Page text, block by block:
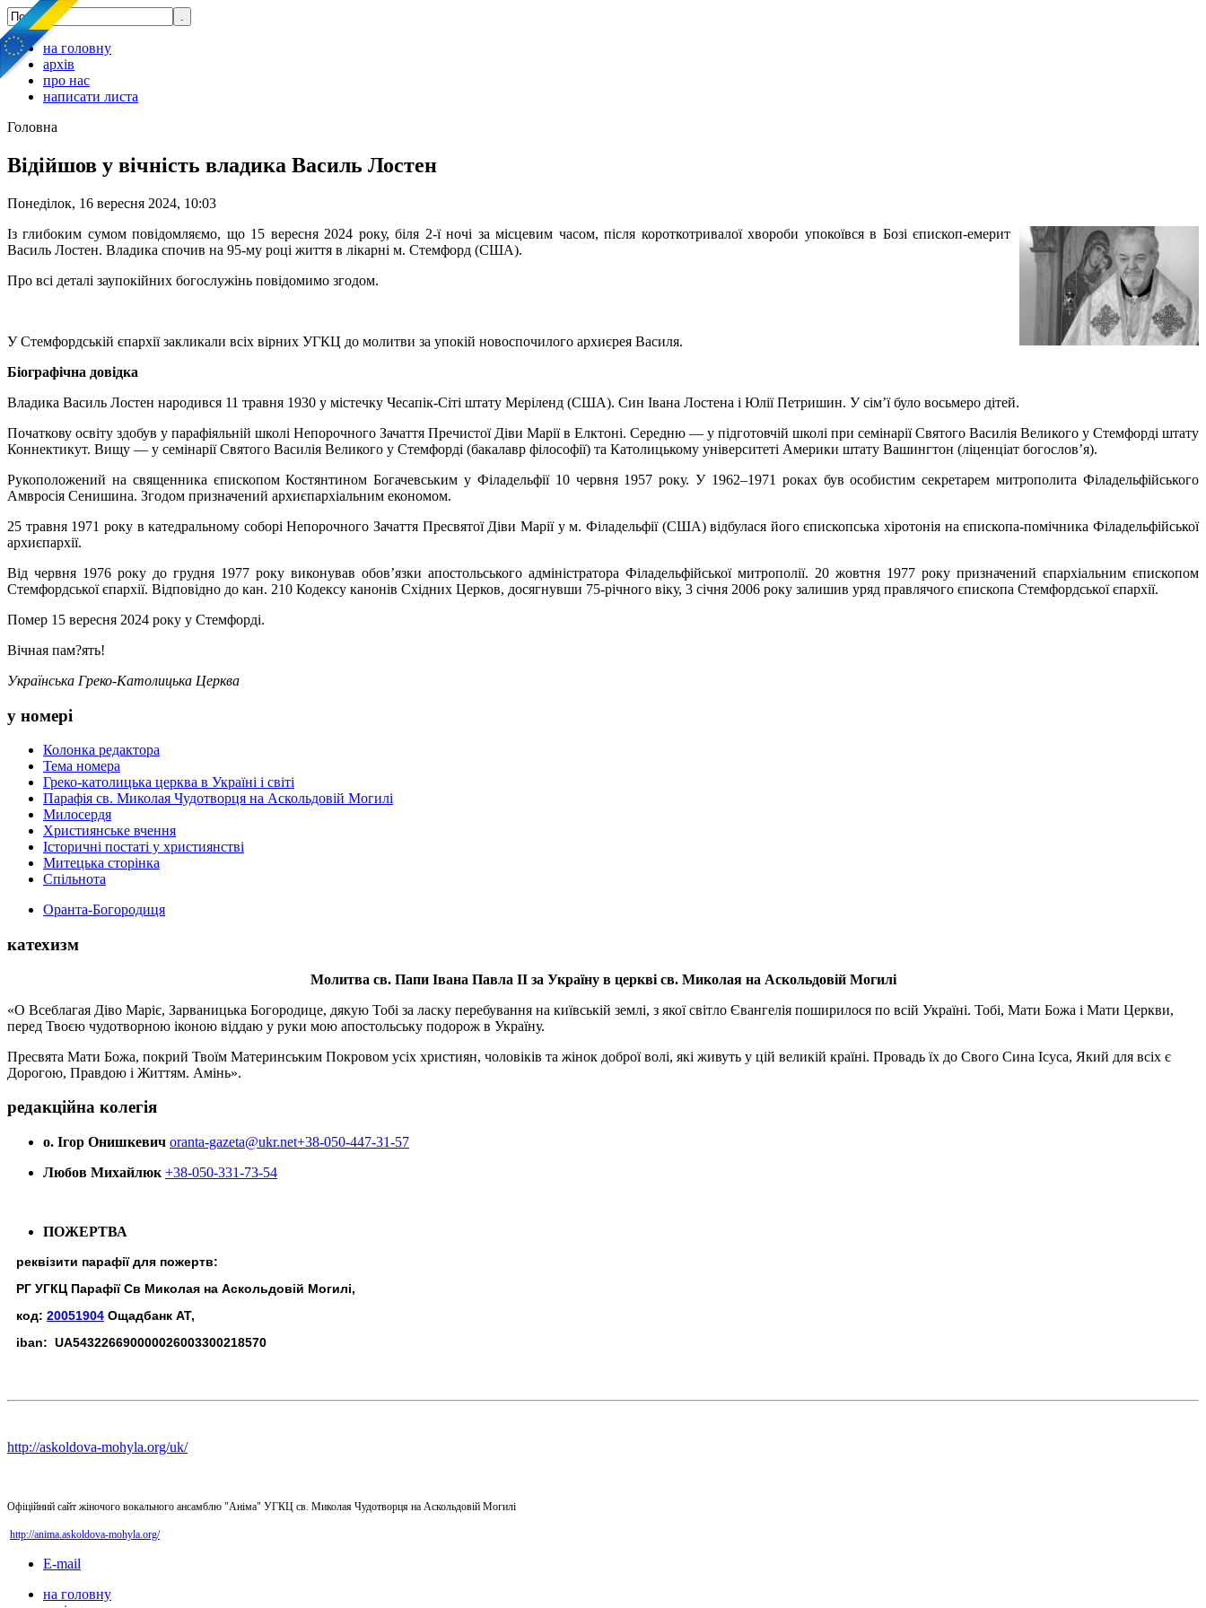
на головну
архів
про нас
написати листа
Головна
Відійшов у вічність владика Василь Лостен
Понеділок, 16 вересня 2024, 10:03
Із глибоким сумом повідомляємо, що 15 вересня 2024 року, біля 2-ї ночі за місцевим часом, після короткотривалої хвороби упокоївся в Бозі єпископ-емерит
Василь Лостен. Владика спочив на 95-му році життя в лікарні м. Стемфорд (США).
Про всі деталі заупокійних богослужінь повідомимо згодом.
У Стемфордській єпархії закликали всіх вірних УГКЦ до молитви за упокій новоспочилого архиєрея Василя.
Біографічна довідка
Владика Василь Лостен народився 11 травня 1930 у містечку Чесапік-Сіті штату Меріленд (США). Син Івана Лостена і Юлії Петришин. У сім’ї було восьмеро дітей.
Початкову освіту здобув у парафіяльній школі Непорочного Зачаття Пречистої Діви Марії в Елктоні. Середню — у підготовчій школі при семінарії Святого Василія Великого у Стемфорді штату
Коннектикут. Вищу — у семінарії Святого Василія Великого у Стемфорді (бакалавр філософії) та Католицькому університеті Америки штату Вашингтон (ліценціат богослов’я).
Рукоположений на священника єпископом Костянтином Богачевським у Філадельфії 10 червня 1957 року. У 1962–1971 роках був особистим секретарем митрополита Філадельфійського
Амвросія Сенишина. Згодом призначений архиєпархіальним економом.
25 травня 1971 року в катедральному соборі Непорочного Зачаття Пресвятої Діви Марії у м. Філадельфії (США) відбулася його єпископська хіротонія на єпископа-помічника Філадельфійської
архиєпархії.
Від червня 1976 року до грудня 1977 року виконував обов’язки апостольського адміністратора Філадельфійської митрополії. 20 жовтня 1977 року призначений єпархіальним єпископом
Стемфордської єпархії. Відповідно до кан. 210 Кодексу канонів Східних Церков, досягнувши 75-річного віку, 3 січня 2006 року залишив уряд правлячого єпископа Стемфордської єпархії.
Помер 15 вересня 2024 року у Стемфорді.
Вічная пам?ять!
Українська Греко-Католицька Церква
у номері
Колонка редактора
Тема номера
Греко-католицька церква в Україні і світі
Парафія св. Миколая Чудотворця на Аскольдовій Могилі
Милосердя
Християнське вчення
Історичні постаті у християнстві
Митецька сторінка
Спільнота
Оранта-Богородиця
катехизм
Молитва св. Папи Івана Павла ІІ за Україну в церкві св. Миколая на Аскольдовій Могилі
«О Всеблагая Діво Маріє, Зарваницька Богородице, дякую Тобі за ласку перебування на київській землі, з якої світло Євангелія поширилося по всій Україні. Тобі, Мати Божа і Мати Церкви,
перед Твоєю чудотворною іконою віддаю у руки мою апостольську подорож в Україну.
Пресвята Мати Божа, покрий Твоїм Материнським Покровом усіх християн, чоловіків та жінок доброї волі, які живуть у цій великій країні. Провадь їх до Свого Сина Ісуса, Який для всіх є
Дорогою, Правдою і Життям. Амінь».
редакційна колегія
о. Ігор Онишкевич oranta-gazeta@ukr.net+38-050-447-31-57
Любов Михайлюк +38-050-331-73-54
ПОЖЕРТВА
реквізити парафії для пожертв:
РГ УГКЦ Парафії Св Миколая на Аскольдовій Могилі,
код: 20051904 Ощадбанк АТ,
iban: UA543226690000026003300218570
http://askoldova-mohyla.org/uk/
Офіційний сайт жіночого вокального ансамблю "Аніма" УГКЦ св. Миколая Чудотворця на Аскольдовій Могилі
http://anima.askoldova-mohyla.org/
E-mail
на головну